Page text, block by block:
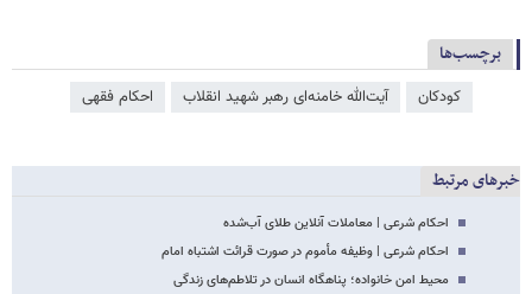
برچسب‌ها
کودکان آیت‌الله خامنه‌ای رهبر شهید انقلاب احکام فقهی
خبرهای مرتبط
احکام شرعی | معاملات آنلاین طلای آب‌شده
احکام شرعی | وظیفه مأموم در صورت قرائت اشتباه امام
محیط امن خانواده؛ پناهگاه انسان در تلاطم‌های زندگی